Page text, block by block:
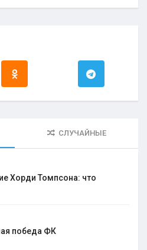
СЛУЧАЙНЫЕ
Хорди Томпсона: что
победа ФК